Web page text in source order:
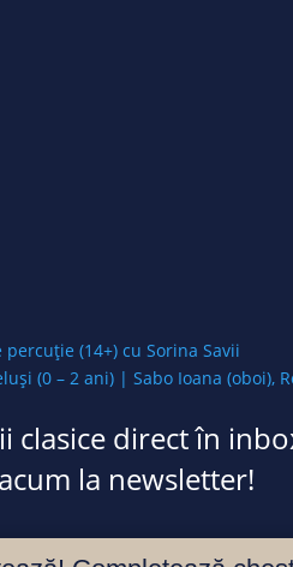
percuție (14+) cu Sorina Savii
(0 – 2 ani) | Sabo Ioana (oboi),
clasice direct în
la newsletter!